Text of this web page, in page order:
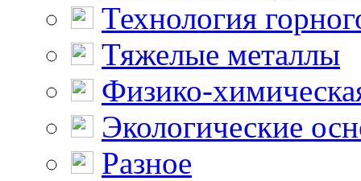
Технология
Тяжелые металлы
Физико-
Экологические
Разное